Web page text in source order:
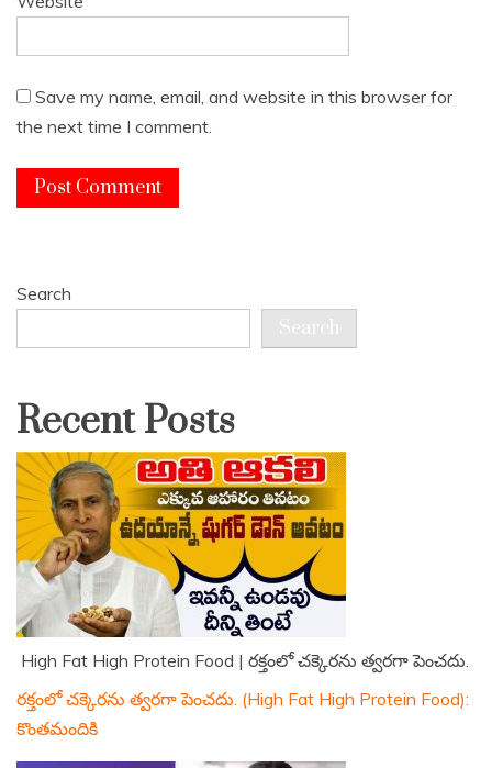
Save my name, email, and website in this browser for
the next time I comment.
Search
Search
Recent Posts
High Fat High Protein Food | రక్తంలో చక్కెరను త్వరగా పెంచదు.
రక్తంలో చక్కెరను త్వరగా పెంచదు. (High Fat High Protein Food):
కొంతమందికి